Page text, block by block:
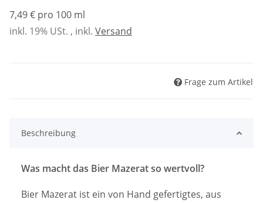
7,49 € pro 100 ml
inkl. 19% USt. , inkl. Versand
Frage zum Artikel
Beschreibung
Was macht das Bier Mazerat so wertvoll?
Bier Mazerat ist ein von Hand gefertigtes, aus